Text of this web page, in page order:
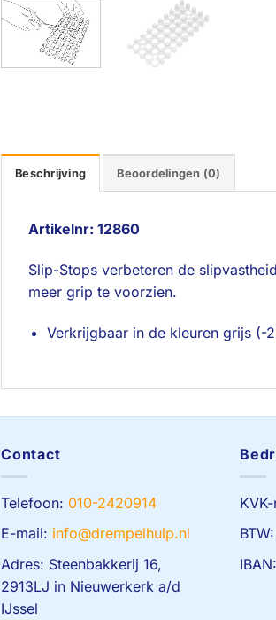
Beschrijving Beoordelingen (0)
Artikelnr: 12860
Slip-Stops verbeteren de
meer grip te voorzien.
Verkrijgbaar in de kleuren grijs (-
Contact
Telefoon: 010-2420914
E-mail: info@drempelhulp.nl
Adres: Steenbakkerij 16,
2913LJ in Nieuwerkerk a/d
IJssel